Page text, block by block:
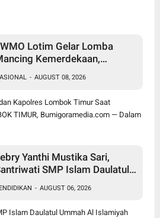
Lotim Gelar Lomba
Kemerdekaan,
Tradisi Tahunan Pererat Sinergi
Insan Pers, Polri, dan Pemda
- AUGUST 08, 2026
Kapolres Lombok Timur Saat
TIMUR, Bumigoramedia.com — Dalam
Yanthi Mustika Sari,
SMP Islam Daulatul
Lolos Jambore Nasional di
- AUGUST 06, 2026
Islam Daulatul Ummah Al Islamiyah